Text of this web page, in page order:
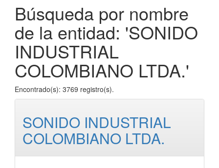
Búsqueda por nombre
de la entidad: 'SONIDO
INDUSTRIAL
COLOMBIANO LTDA.'
Encontrado(s): 3769 registro(s).
SONIDO INDUSTRIAL
COLOMBIANO LTDA.